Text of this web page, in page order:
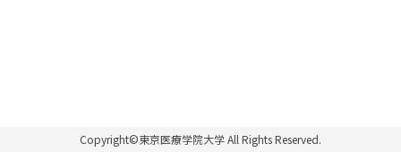
Copyright©東京医療学院大学 All Rights Reserved.